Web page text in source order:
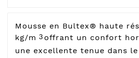
Mousse en Bultex® haute
kg/m 3offrant un confort
une excellente tenue dans